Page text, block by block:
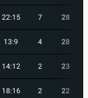
22:15 7 28
13:9 4 28
14:12 2 23
18:16 2 22